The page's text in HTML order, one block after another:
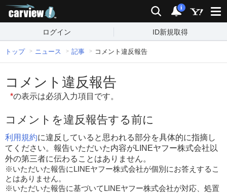
検索 通知
i
ログイン ID新規取得
トップ ニュース 記事 コメント違反報告
コメント違反報告
*の表示は必須入力項目です。
コメントを違反報告する前に
利用規約に違反していると思われる部分を具体的に指摘し
てください。報告いただいた内容がLINEヤフー株式会社以
外の第三者に伝わることはありません。
※いただいた報告にLINEヤフー株式会社が個別にお答えするこ
とはありません。
※いただいた報告に基づいてLINEヤフー株式会社が対応、処置